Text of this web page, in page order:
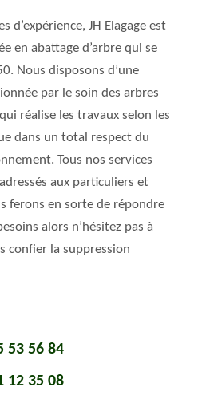
d’expérience, JH Elagage est
en abattage d’arbre qui se
Nous disposons d’une
par le soin des arbres
réalise les travaux selon les
dans un total respect du
Tous nos services
aux particuliers et
ferons en sorte de répondre
alors n’hésitez pas à
confier la suppression
53 56 84
12 35 08